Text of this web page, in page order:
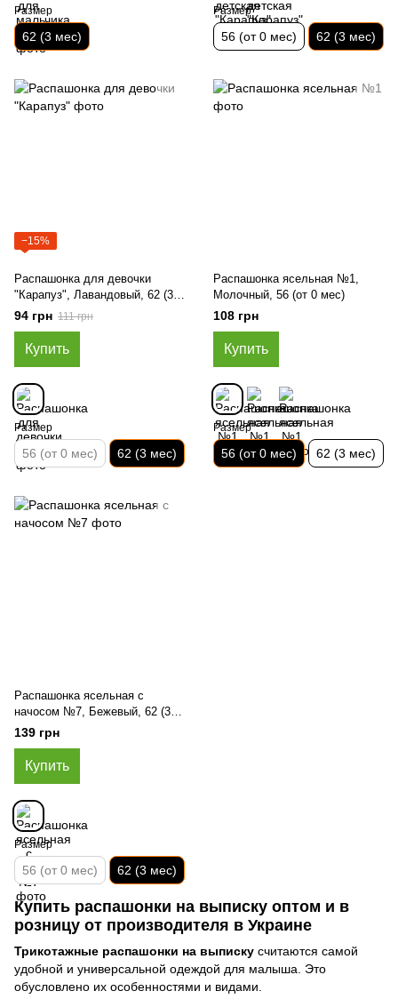
Размер
62 (3 мес)
Размер
56 (от 0 мес) 62 (3 мес)
−15%
Распашонка для девочки
"Карапуз", Лавандовый, 62 (3
мес)
94 грн 111 грн
Купить
Размер
56 (от 0 мес) 62 (3 мес)
Распашонка ясельная №1,
Молочный, 56 (от 0 мес)
108 грн
Купить
Размер
56 (от 0 мес) 62 (3 мес)
Распашонка ясельная с
начосом №7, Бежевый, 62 (3
мес)
139 грн
Купить
Размер
56 (от 0 мес) 62 (3 мес)
Купить распашонки на выписку оптом и в
розницу от производителя в Украине
Трикотажные распашонки на выписку считаются самой
удобной и универсальной одеждой для малыша. Это
обусловлено их особенностями и видами.